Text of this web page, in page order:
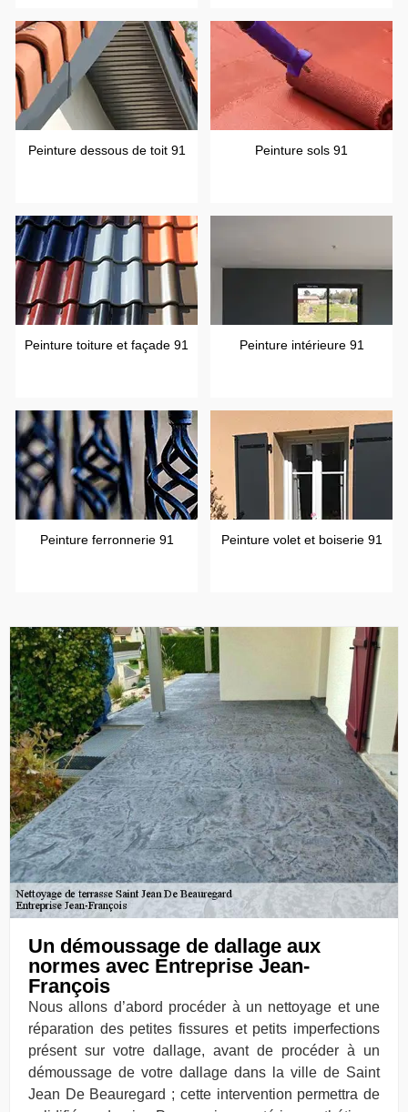
Peinture dessous de toit 91 Peinture sols 91
Peinture toiture et façade 91 Peinture intérieure 91
Peinture ferronnerie 91 Peinture volet et boiserie 91
Un démoussage de dallage aux
normes avec Entreprise Jean-
François
Nous allons d’abord procéder à un nettoyage et une
réparation des petites fissures et petits imperfections
présent sur votre dallage, avant de procéder à un
démoussage de votre dallage dans la ville de Saint
Jean De Beauregard ; cette intervention permettra de